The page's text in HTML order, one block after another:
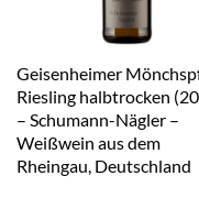
Geisenheimer
Riesling halbtrocken
– Schumann-Nägler –
Weißwein aus dem
Rheingau, Deutschland